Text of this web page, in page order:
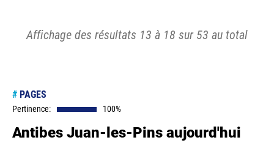
Affichage des résultats 13 à 18 sur 53 au total
# PAGES
Pertinence: 100%
Antibes Juan-les-Pins aujourd'hui